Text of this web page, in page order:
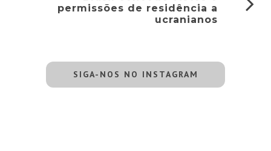
permissões de residência a
ucranianos
SIGA-NOS NO INSTAGRAM